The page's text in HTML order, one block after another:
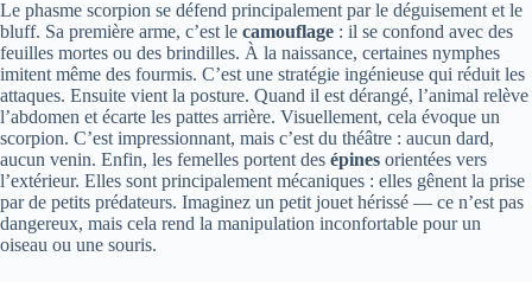
Le phasme scorpion se défend principalement par le déguisement et le
bluff. Sa première arme, c’est le camouflage : il se confond avec des
feuilles mortes ou des brindilles. À la naissance, certaines nymphes
imitent même des fourmis. C’est une stratégie ingénieuse qui réduit les
attaques. Ensuite vient la posture. Quand il est dérangé, l’animal relève
l’abdomen et écarte les pattes arrière. Visuellement, cela évoque un
scorpion. C’est impressionnant, mais c’est du théâtre : aucun dard,
aucun venin. Enfin, les femelles portent des épines orientées vers
l’extérieur. Elles sont principalement mécaniques : elles gênent la prise
par de petits prédateurs. Imaginez un petit jouet hérissé — ce n’est pas
dangereux, mais cela rend la manipulation inconfortable pour un
oiseau ou une souris.